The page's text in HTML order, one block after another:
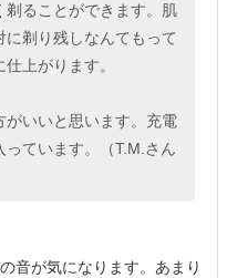
剃ることができます。肌
剃り残しなんてもって
上がります。
がいいと思います。充電
ています。（T.M.さん
音が気になります。あまり